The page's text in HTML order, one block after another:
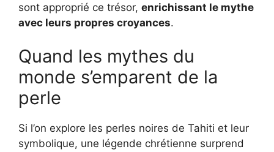
sont approprié ce trésor, enrichissant le mythe
avec leurs propres croyances.
Quand les mythes du
monde s’emparent de la
perle
Si l’on explore les perles noires de Tahiti et leur
symbolique, une légende chrétienne surprend